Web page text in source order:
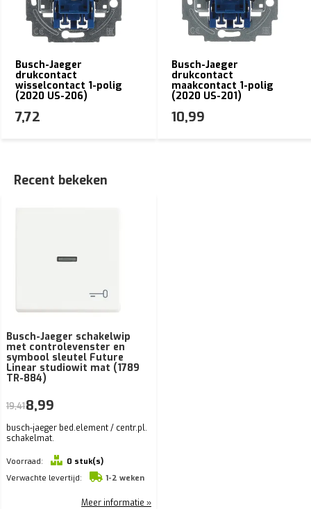
Busch-Jaeger
drukcontact
wisselcontact 1-polig
(2020 US-206)
7,72
Busch-Jaeger
drukcontact
maakcontact 1-polig
(2020 US-201)
10,99
Recent bekeken
Busch-Jaeger schakelwip
met controlevenster en
symbool sleutel Future
Linear studiowit mat (1789
TR-884)
busch-jaeger bed.element / centr.pl.
schakelmat.
Voorraad:
0 stuk(s)
Verwachte levertijd:
1-2 weken
19,418,99
Meer informatie »